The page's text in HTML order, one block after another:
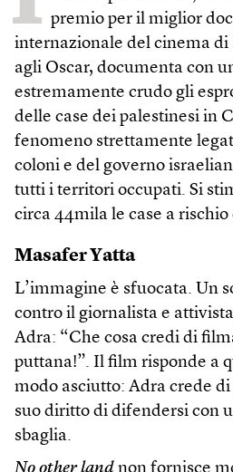
premio per il miglior
internazionale del cinema
agli Oscar, documenta con
estremamente crudo gli
delle case dei palestinesi in
fenomeno strettamente
coloni e del governo
tutti i territori occupati. Si
circa 44mila le case a
Masafer Yatta
L’immagine è sfuocata. Un
contro il giornalista e
Adra: “Che cosa credi di
puttana!”. Il film risponde a
modo asciutto: Adra crede
suo diritto di difendersi con
sbaglia.